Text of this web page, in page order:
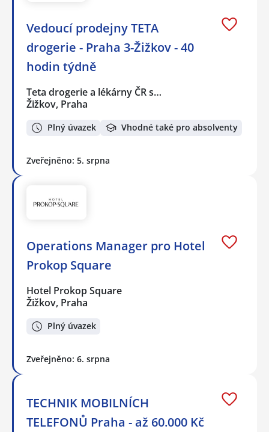
Vedoucí prodejny TETA
drogerie - Praha 3-Žižkov - 40
hodin týdně
Teta drogerie a lékárny ČR s…
Žižkov, Praha
Plný úvazek Vhodné také pro absolventy
Zveřejněno: 5. srpna
Operations Manager pro Hotel
Prokop Square
Hotel Prokop Square
Žižkov, Praha
Plný úvazek
Zveřejněno: 6. srpna
TECHNIK MOBILNÍCH
TELEFONŮ Praha - až 60.000 Kč